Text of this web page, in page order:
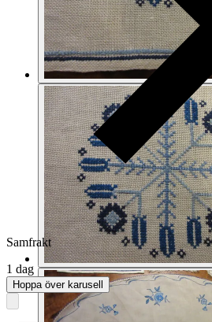
Samfrakt
1 dag
Hoppa över karusell